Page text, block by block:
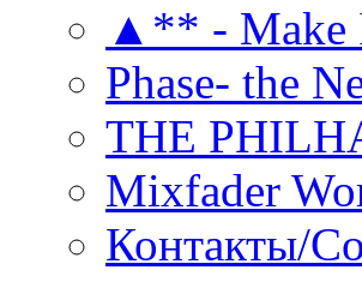
▲** - Make
Phase- the
THE
Mixfader
Контакты/